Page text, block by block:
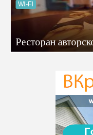
WI-FI
Ресторан